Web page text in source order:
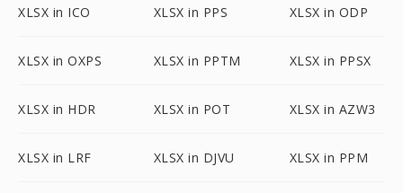
XLSX in ICO XLSX in PPS XLSX in ODP
XLSX in OXPS XLSX in PPTM XLSX in PPSX
XLSX in HDR XLSX in POT XLSX in AZW3
XLSX in LRF XLSX in DJVU XLSX in PPM